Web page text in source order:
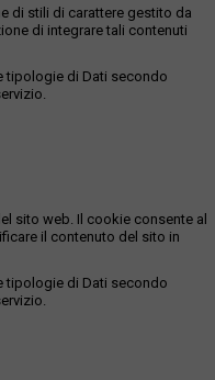
di stili di carattere gestito da
di integrare tali contenuti
tipologie di Dati secondo
sito web. Il cookie consente al
il contenuto del sito in
tipologie di Dati secondo